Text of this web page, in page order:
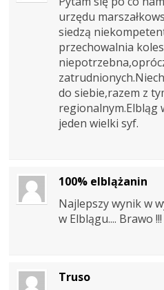
urzędu
siedzą
przechowalnia
do siebie,razem z
regionalnym.Elbląg
jeden wielki syf.
100% elblążanin
Najlepszy wynik w
w Elblągu.... Brawo !!!
Truso